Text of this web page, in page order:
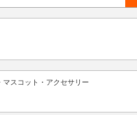
マスコット・アクセサリー